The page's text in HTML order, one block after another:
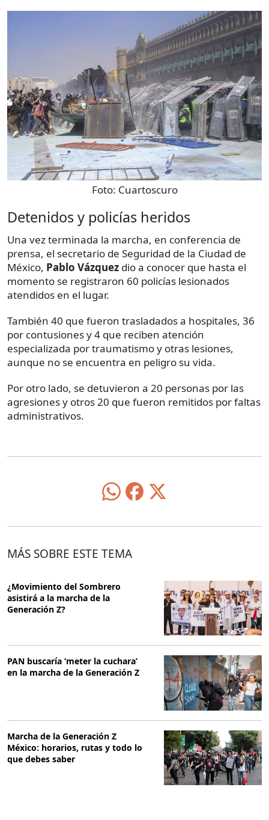
Foto: Cuartoscuro
Detenidos y policías heridos
Una vez terminada la marcha, en conferencia de
prensa, el secretario de Seguridad de la Ciudad de
México, Pablo Vázquez dio a conocer que hasta el
momento se registraron 60 policías lesionados
atendidos en el lugar.
También 40 que fueron trasladados a hospitales, 36
por contusiones y 4 que reciben atención
especializada por traumatismo y otras lesiones,
aunque no se encuentra en peligro su vida.
Por otro lado, se detuvieron a 20 personas por las
agresiones y otros 20 que fueron remitidos por faltas
administrativos.
MÁS SOBRE ESTE TEMA
¿Movimiento del Sombrero
asistirá a la marcha de la
Generación Z?
PAN buscaría ‘meter la cuchara’
en la marcha de la Generación Z
Marcha de la Generación Z
México: horarios, rutas y todo lo
que debes saber